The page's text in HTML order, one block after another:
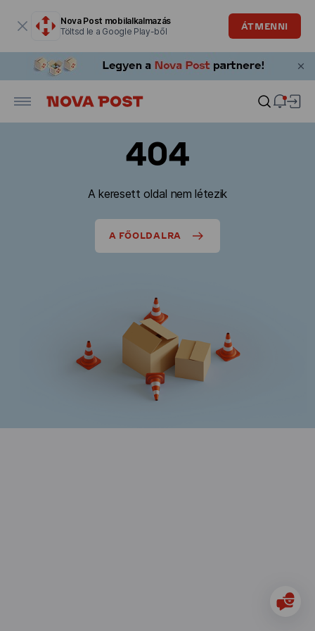
Nova Post mobilalkalmazás
Töltsd le a Google Play-ből
ÁTMENNI
404
A keresett oldal nem létezik
A FŐOLDALRA